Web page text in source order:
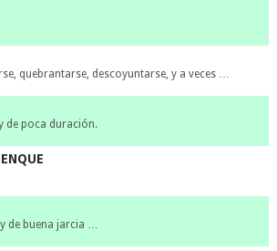
quebrantarse, descoyuntarse, y a veces …
de poca duración.
de buena jarcia …